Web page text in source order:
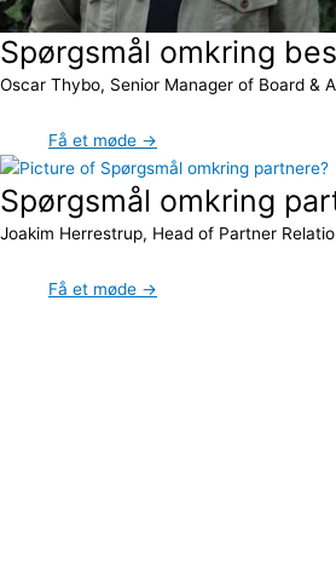
Spørgsmål omkring
Oscar Thybo, Senior Manager of Board &
Få et møde →
Spørgsmål omkring
Joakim Herrestrup, Head of Partner
Få et møde →